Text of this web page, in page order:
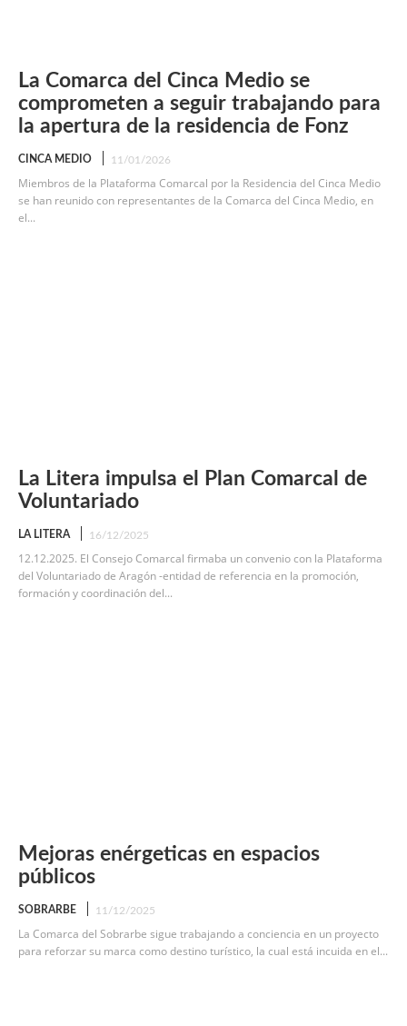
La Comarca del Cinca Medio se
comprometen a seguir trabajando para
la apertura de la residencia de Fonz
CINCA MEDIO 11/01/2026
Miembros de la Plataforma Comarcal por la Residencia del Cinca Medio
se han reunido con representantes de la Comarca del Cinca Medio, en
el...
La Litera impulsa el Plan Comarcal de
Voluntariado
LA LITERA 16/12/2025
12.12.2025. El Consejo Comarcal firmaba un convenio con la Plataforma
del Voluntariado de Aragón -entidad de referencia en la promoción,
formación y coordinación del...
Mejoras enérgeticas en espacios
públicos
SOBRARBE 11/12/2025
La Comarca del Sobrarbe sigue trabajando a conciencia en un proyecto
para reforzar su marca como destino turístico, la cual está incuida en el...